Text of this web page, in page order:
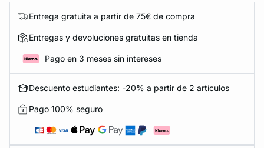
Entrega gratuita a partir de 75€ de compra
Entregas y devoluciones gratuitas en tienda
Pago en 3 meses sin intereses
Descuento estudiantes: -20% a partir de 2 artículos
Pago 100% seguro